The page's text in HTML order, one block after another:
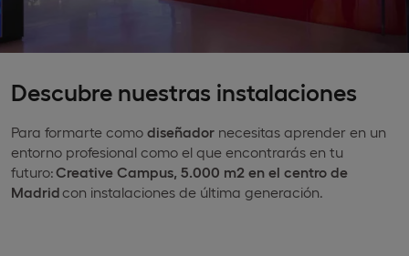
Descubre nuestras instalaciones
Para formarte como diseñador necesitas aprender en un
entorno profesional como el que encontrarás en tu
futuro:Creative Campus, 5.000 m2 en el centro de
Madridcon instalaciones de última generación.